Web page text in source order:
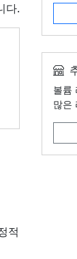
다.
적
볼륨
많은